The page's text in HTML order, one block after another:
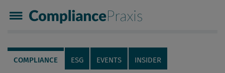
Compliance Praxis
Servicenavigation
Navigation
COMPLIANCE ESG EVENTS INSIDER